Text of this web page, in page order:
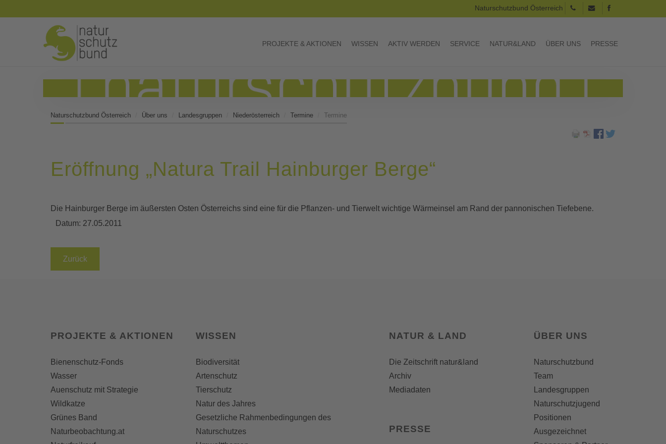
Naturschutzbund Österreich
PROJEKTE & AKTIONEN WISSEN AKTIV WERDEN SERVICE NATUR&LAND ÜBER UNS PRESSE
Naturschutzbund Österreich Über uns Landesgruppen Niederösterreich Termine Termine
Eröffnung „Natura Trail Hainburger Berge“
Die Hainburger Berge im äußersten Osten Österreichs sind eine für die Pflanzen- und Tierwelt wichtige Wärmeinsel am Rand der pannonischen Tiefebene.
Datum: 27.05.2011
Zurück
PROJEKTE & AKTIONEN
Bienenschutz-Fonds
Wasser
Auenschutz mit Strategie
Wildkatze
Grünes Band
Naturbeobachtung.at
WISSEN
Biodiversität
Artenschutz
Tierschutz
Natur des Jahres
Gesetzliche Rahmenbedingungen des
Naturschutzes
NATUR & LAND
Die Zeitschrift natur&land
Archiv
Mediadaten
PRESSE
ÜBER UNS
Naturschutzbund
Team
Landesgruppen
Naturschutzjugend
Positionen
Ausgezeichnet